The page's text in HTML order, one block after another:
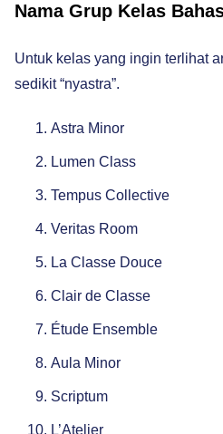
Nama Grup Kelas
Untuk kelas yang ingin terlihat
sedikit “nyastra”.
Astra Minor
Lumen Class
Tempus Collective
Veritas Room
La Classe Douce
Clair de Classe
Étude Ensemble
Aula Minor
Scriptum
L’Atelier